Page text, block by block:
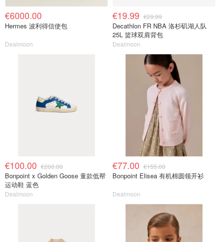
€6000.00
Hermes 波利得信使包
Dealmoon
€19.99 €29.99
Decathlon FR NBA 洛杉矶湖人队
25L 篮球双肩背包
Dealmoon
€100.00 €200.00
Bonpoint x Golden Goose 童款低帮
运动鞋 蓝色
Dealmoon
€77.00 €155.00
Bonpoint Elisea 有机棉圆领开衫
Dealmoon